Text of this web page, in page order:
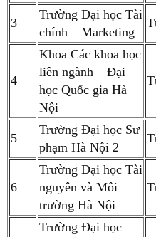
3
Trường Đại học Tài
chính – Marketing
4
Khoa Các khoa học
liên ngành – Đại
học Quốc gia Hà
Nội
5
Trường Đại học Sư
phạm Hà Nội 2
6
Trường Đại học Tài
nguyên và Môi
trường Hà Nội
Trường Đại học